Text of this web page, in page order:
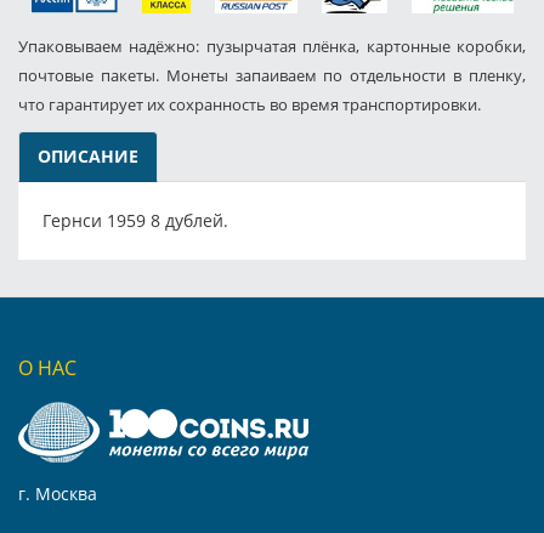
Упаковываем надёжно: пузырчатая плёнка, картонные коробки,
почтовые пакеты. Монеты запаиваем по отдельности в пленку,
что гарантирует их сохранность во время транспортировки.
ОПИСАНИЕ
Гернси 1959 8 дублей.
О НАС
г. Москва